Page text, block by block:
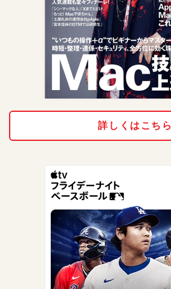
詳しくはこちら